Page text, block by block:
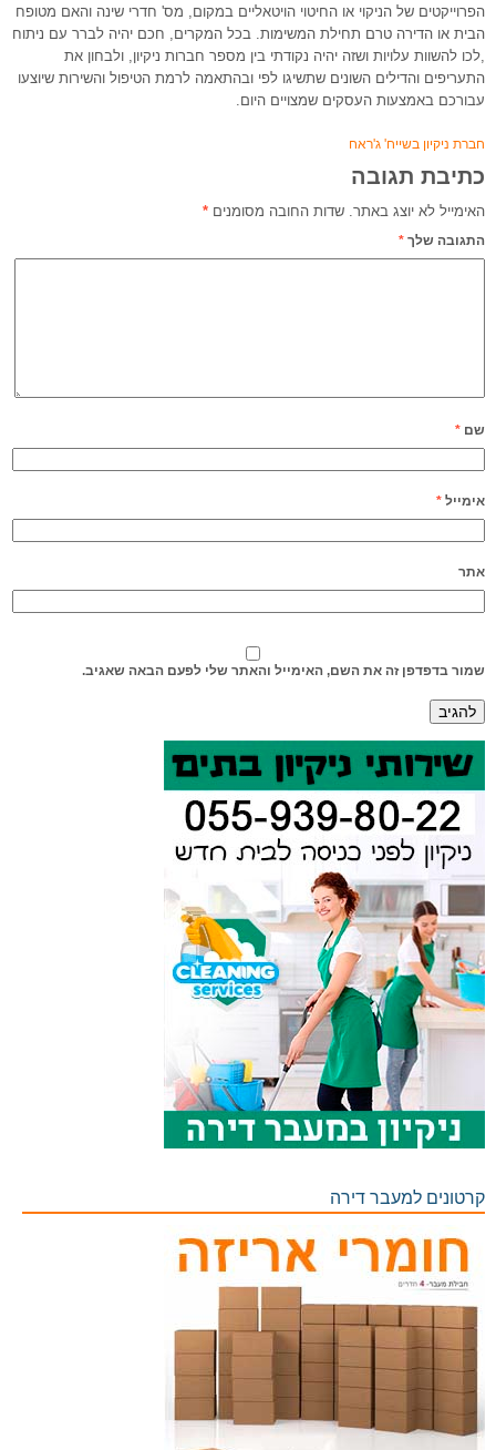
הפרוייקטים של הניקוי או החיטוי הויטאליים במקום, מס' חדרי שינה והאם מטופח
הבית או הדירה טרם תחילת המשימות. בכל המקרים, חכם יהיה לברר עם ניתוח
,לכו להשוות עלויות ושזה יהיה נקודתי בין מספר חברות ניקיון, ולבחון את
התעריפים והדילים השונים שתשיגו לפי ובהתאמה לרמת הטיפול והשירות שיוצעו
עבורכם באמצעות העסקים שמצויים היום.
חברת ניקיון בשייח' ג'ראח
כתיבת תגובה
האימייל לא יוצג באתר. שדות החובה מסומנים *
התגובה שלך *
שם *
אימייל *
אתר
שמור בדפדפן זה את השם, האימייל והאתר שלי לפעם הבאה שאגיב.
קרטונים למעבר דירה